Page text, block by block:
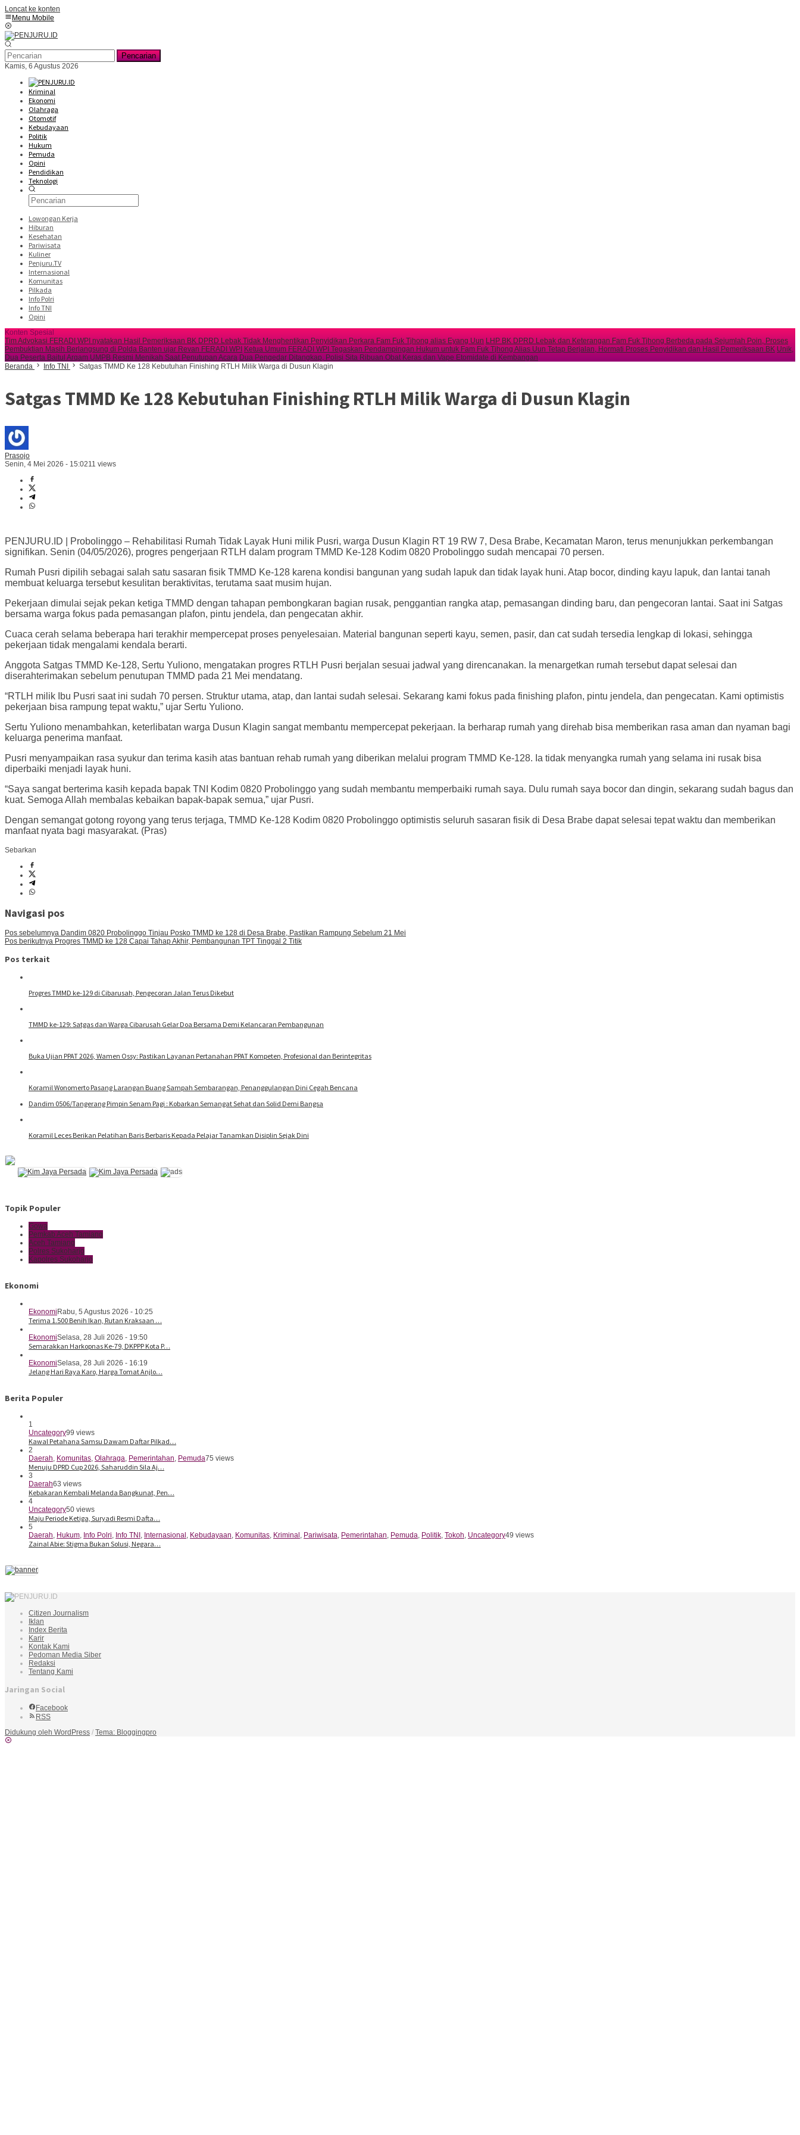
Loncat ke konten
Menu Mobile
Pencarian
Kamis, 6 Agustus 2026
Kriminal
Ekonomi
Olahraga
Otomotif
Kebudayaan
Politik
Hukum
Pemuda
Opini
Pendidikan
Teknologi
Lowongan Kerja
Hiburan
Kesehatan
Pariwisata
Kuliner
Penjuru.TV
Internasional
Komunitas
Pilkada
Info Polri
Info TNI
Opini
Konten Spesial
Tim Advokasi FERADI WPI nyatakan Hasil Pemeriksaan BK DPRD Lebak Tidak Menghentikan Penyidikan Perkara Fam Fuk Tjhong alias Eyang Uun LHP BK DPRD Lebak dan Keterangan Fam Fuk Tjhong Berbeda pada Sejumlah Poin, Proses
Pembuktian Masih Berlangsung di Polda Banten ujar Revan FERADI WPI Ketua Umum FERADI WPI Tegaskan Pendampingan Hukum untuk Fam Fuk Tjhong Alias Uun Tetap Berjalan, Hormati Proses Penyidikan dan Hasil Pemeriksaan BK Unik,
Dua Peserta Baitul Arqam UMPB Resmi Menikah Saat Penutupan Acara Dua Pengedar Ditangkap, Polisi Sita Ribuan Obat Keras dan Vape Etomidate di Kembangan
Beranda
Info TNI Satgas TMMD Ke 128 Kebutuhan Finishing RTLH Milik Warga di Dusun Klagin
Satgas TMMD Ke 128 Kebutuhan Finishing RTLH Milik Warga di Dusun Klagin
Prasojo
Senin, 4 Mei 2026 - 15:0211 views
PENJURU.ID | Probolinggo – Rehabilitasi Rumah Tidak Layak Huni milik Pusri, warga Dusun Klagin RT 19 RW 7, Desa Brabe, Kecamatan Maron, terus menunjukkan perkembangan
signifikan. Senin (04/05/2026), progres pengerjaan RTLH dalam program TMMD Ke-128 Kodim 0820 Probolinggo sudah mencapai 70 persen.
Rumah Pusri dipilih sebagai salah satu sasaran fisik TMMD Ke-128 karena kondisi bangunan yang sudah lapuk dan tidak layak huni. Atap bocor, dinding kayu lapuk, dan lantai tanah
membuat keluarga tersebut kesulitan beraktivitas, terutama saat musim hujan.
Pekerjaan dimulai sejak pekan ketiga TMMD dengan tahapan pembongkaran bagian rusak, penggantian rangka atap, pemasangan dinding baru, dan pengecoran lantai. Saat ini Satgas
bersama warga fokus pada pemasangan plafon, pintu jendela, dan pengecatan akhir.
Cuaca cerah selama beberapa hari terakhir mempercepat proses penyelesaian. Material bangunan seperti kayu, semen, pasir, dan cat sudah tersedia lengkap di lokasi, sehingga
pekerjaan tidak mengalami kendala berarti.
Anggota Satgas TMMD Ke-128, Sertu Yuliono, mengatakan progres RTLH Pusri berjalan sesuai jadwal yang direncanakan. Ia menargetkan rumah tersebut dapat selesai dan
diserahterimakan sebelum penutupan TMMD pada 21 Mei mendatang.
“RTLH milik Ibu Pusri saat ini sudah 70 persen. Struktur utama, atap, dan lantai sudah selesai. Sekarang kami fokus pada finishing plafon, pintu jendela, dan pengecatan. Kami optimistis
pekerjaan bisa rampung tepat waktu,” ujar Sertu Yuliono.
Sertu Yuliono menambahkan, keterlibatan warga Dusun Klagin sangat membantu mempercepat pekerjaan. Ia berharap rumah yang direhab bisa memberikan rasa aman dan nyaman bagi
keluarga penerima manfaat.
Pusri menyampaikan rasa syukur dan terima kasih atas bantuan rehab rumah yang diberikan melalui program TMMD Ke-128. Ia tidak menyangka rumah yang selama ini rusak bisa
diperbaiki menjadi layak huni.
“Saya sangat berterima kasih kepada bapak TNI Kodim 0820 Probolinggo yang sudah membantu memperbaiki rumah saya. Dulu rumah saya bocor dan dingin, sekarang sudah bagus dan
kuat. Semoga Allah membalas kebaikan bapak-bapak semua,” ujar Pusri.
Dengan semangat gotong royong yang terus terjaga, TMMD Ke-128 Kodim 0820 Probolinggo optimistis seluruh sasaran fisik di Desa Brabe dapat selesai tepat waktu dan memberikan
manfaat nyata bagi masyarakat. (Pras)
Sebarkan
Navigasi pos
Pos sebelumnya Dandim 0820 Probolinggo Tinjau Posko TMMD ke 128 di Desa Brabe, Pastikan Rampung Sebelum 21 Mei
Pos berikutnya Progres TMMD ke 128 Capai Tahap Akhir, Pembangunan TPT Tinggal 2 Titik
Pos terkait
Progres TMMD ke-129 di Cibarusah, Pengecoran Jalan Terus Dikebut
TMMD ke-129: Satgas dan Warga Cibarusah Gelar Doa Bersama Demi Kelancaran Pembangunan
Buka Ujian PPAT 2026, Wamen Ossy: Pastikan Layanan Pertanahan PPAT Kompeten, Profesional dan Berintegritas
Koramil Wonomerto Pasang Larangan Buang Sampah Sembarangan, Penanggulangan Dini Cegah Bencana
Dandim 0506/Tangerang Pimpin Senam Pagi : Kobarkan Semangat Sehat dan Solid Demi Bangsa
Koramil Leces Berikan Pelatihan Baris Berbaris Kepada Pelajar Tanamkan Disiplin Sejak Dini
Topik Populer
Gowa
Pemkab Aceh Tamiang
Aceh Tamiang
Polres Sukoharjo
Kapolres Sukoharjo
Ekonomi
Ekonomi Rabu, 5 Agustus 2026 - 10:25
Terima 1.500 Benih Ikan, Rutan Kraksaan …
EkonomiSelasa, 28 Juli 2026 - 19:50
Semarakkan Harkopnas Ke-79, DKPPP Kota P…
EkonomiSelasa, 28 Juli 2026 - 16:19
Jelang Hari Raya Karo, Harga Tomat Anjlo…
Berita Populer
1
Uncategory99 views
Kawal Petahana Samsu Dawam Daftar Pilkad…
2
Daerah, Komunitas, Olahraga, Pemerintahan, Pemuda75 views
Menuju DPRD Cup 2026, Saharuddin Sila Aj…
3
Daerah63 views
Kebakaran Kembali Melanda Bangkunat, Pen…
4
Uncategory50 views
Maju Periode Ketiga, Suryadi Resmi Dafta…
5
Daerah, Hukum, Info Polri, Info TNI , Internasional , Kebudayaan, Komunitas, Kriminal , Pariwisata, Pemerintahan, Pemuda, Politik, Tokoh, Uncategory49 views
Zainal Abie: Stigma Bukan Solusi, Negara…
Citizen Journalism
Iklan
Index Berita
Karir
Kontak Kami
Pedoman Media Siber
Redaksi
Tentang Kami
Jaringan Social
Facebook
RSS
Didukung oleh WordPress / Tema: Bloggingpro